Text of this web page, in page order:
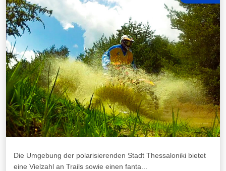
Die Umgebung der polarisierenden Stadt Thessaloniki bietet
eine Vielzahl an Trails sowie einen fanta...